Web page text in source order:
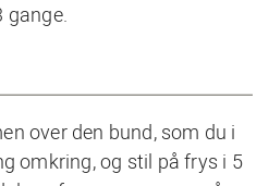
gange.
over den bund, som du i
omkring, og stil på frys i 5